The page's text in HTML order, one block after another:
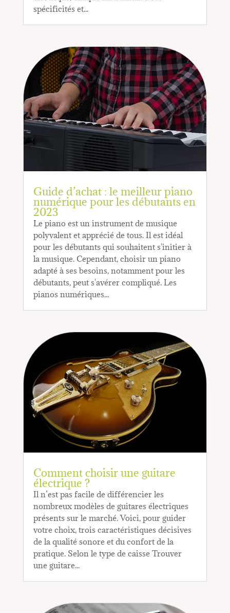
spécificités et...
Guide d’achat : le meilleur piano
numérique pour les débutants en
2023
Le piano est un instrument de musique
polyvalent et apprécié de tous. Il est idéal
pour les débutants qui souhaitent s'initier à
la musique. Cependant, choisir un piano
adapté à ses besoins, notamment pour les
débutants, peut s'avérer compliqué. Les
pianos numériques...
Comment choisir une guitare
électrique ?
Il n’est pas facile de différencier les
nombreux modèles de guitares électriques
présents sur le marché. Voici, pour guider
votre choix, trois caractéristiques décisives
de la qualité sonore et du confort de la
pratique. Selon le type de caisse Trouver
une guitare...